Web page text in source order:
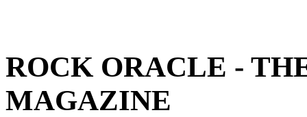
ROCK ORACLE -
MAGAZINE